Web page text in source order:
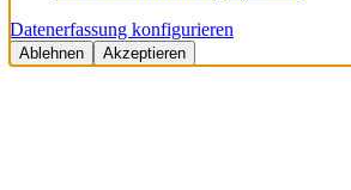
Datenerfassung konfigurieren
Ablehnen Akzeptieren